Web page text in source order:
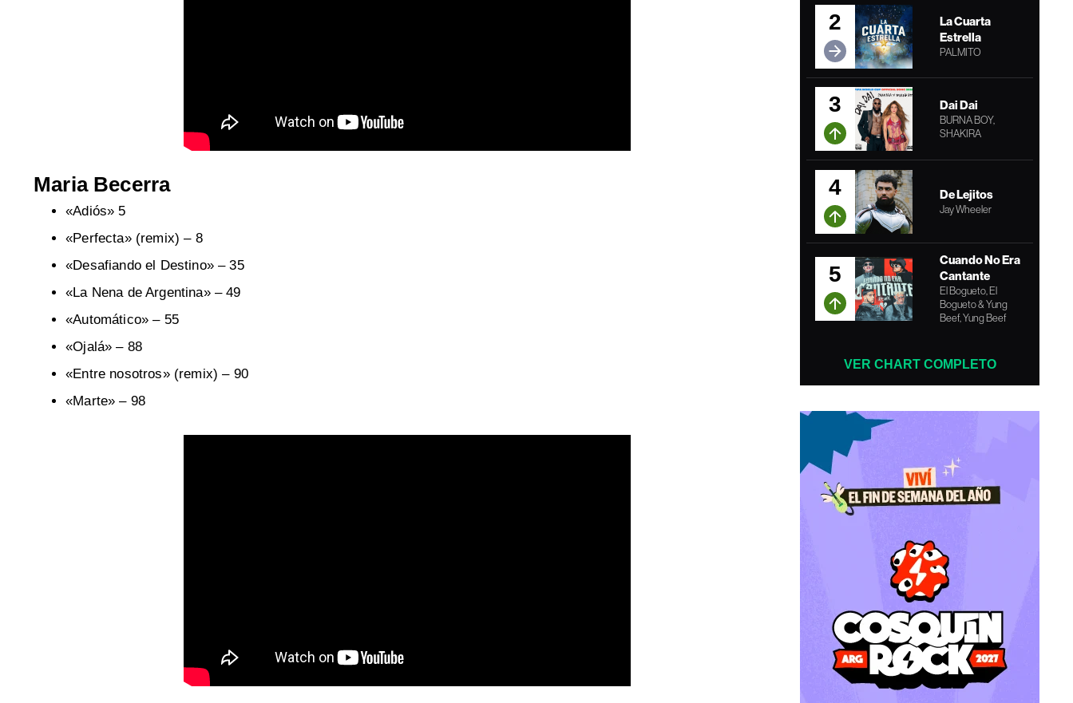
Maria Becerra
«Adiós» 5
«Perfecta» (remix) – 8
«Desafiando el Destino» – 35
«La Nena de Argentina» – 49
«Automático» – 55
«Ojalá» – 88
«Entre nosotros» (remix) – 90
«Marte» – 98
2
La Cuarta
Estrella
PALMITO
3 Dai Dai
BURNA BOY,
SHAKIRA
4 De Lejitos
Jay Wheeler
5
Cuando No Era
Cantante
El Bogueto, El
Bogueto & Yung
Beef, Yung Beef
VER CHART COMPLETO